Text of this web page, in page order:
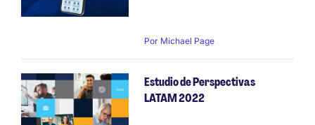
Por Michael Page
Estudio de Perspectivas
LATAM 2022